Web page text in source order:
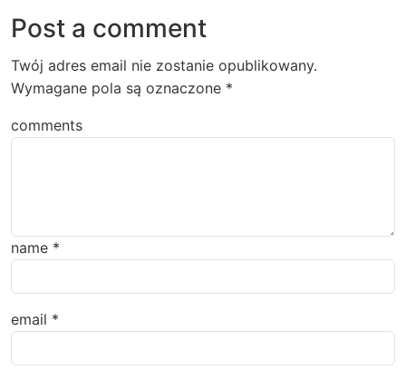
Post a comment
Twój adres email nie zostanie opublikowany.
Wymagane pola są oznaczone *
comments
name *
email *